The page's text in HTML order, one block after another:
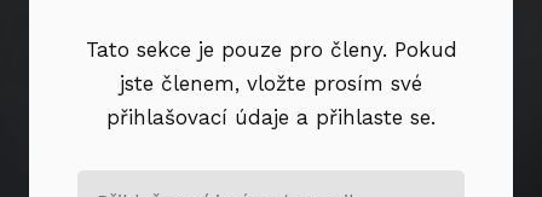
Tato sekce je pouze pro členy. Pokud
jste členem, vložte prosím své
přihlašovací údaje a přihlaste se.